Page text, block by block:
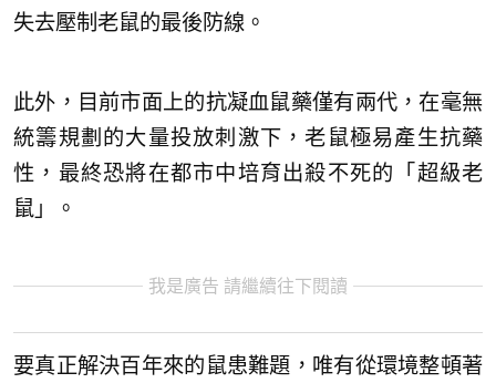
失去壓制老鼠的最後防線。
此外，目前市面上的抗凝血鼠藥僅有兩代，在毫無
統籌規劃的大量投放刺激下，老鼠極易產生抗藥
性，最終恐將在都市中培育出殺不死的「超級老
鼠」。
我是廣告 請繼續往下閱讀
要真正解決百年來的鼠患難題，唯有從環境整頓著